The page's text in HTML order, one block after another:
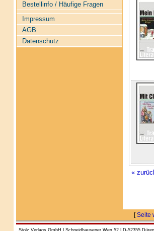
Bestellinfo / Häufige Fragen
Impressum
AGB
Datenschutz
«
[Seite
Stolz Verlags GmbH | Schneidhausener Weg 52 | D-52355